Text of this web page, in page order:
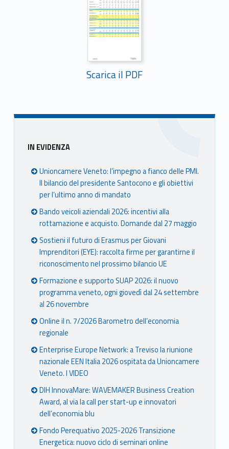
Scarica il PDF
Sidebar
IN EVIDENZA
Unioncamere Veneto: l’impegno a fianco delle PMI.
Il bilancio del presidente Santocono e gli obiettivi
per l’ultimo anno di mandato
Bando veicoli aziendali 2026: incentivi alla
rottamazione e acquisto. Domande dal 27 maggio
Sostieni il futuro di Erasmus per Giovani
Imprenditori (EYE): raccolta firme per garantirne il
riconoscimento nel prossimo bilancio UE
Formazione e supporto SUAP 2026: il nuovo
programma veneto, ogni giovedì dal 24 settembre
al 26 novembre
Online il n. 7/2026 Barometro dell’economia
regionale
Enterprise Europe Network: a Treviso la riunione
nazionale EEN Italia 2026 ospitata da Unioncamere
Veneto. I VIDEO
DIH InnovaMare: WAVEMAKER Business Creation
Award, al via la call per start-up e innovatori
dell’economia blu
Fondo Perequativo 2025-2026 Transizione
Energetica: nuovo ciclo di seminari online